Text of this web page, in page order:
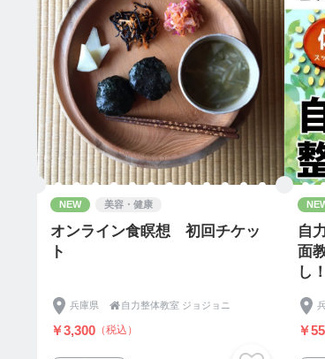
NEW 美容・健康
オンライン食瞑想 初回チケッ
ト
兵庫県 自力整体教室 ジョジョニ
￥3,300 （税込）
自
面
し
￥